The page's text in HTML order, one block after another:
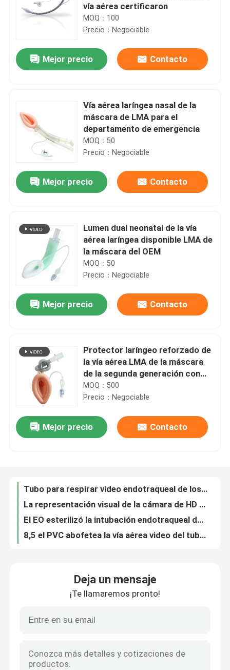
Inicio
Productos
VR Show
Visita a la fábrica
Control de Calidad
Solicitar una cotización
vía aérea certificaron
MOQ：100
Precio：Negociable
Mejor precio Contacto
Vía aérea laríngea nasal de la
máscara de LMA para el
departamento de emergencia
MOQ：50
Precio：Negociable
Mejor precio Contacto
Lumen dual neonatal de la vía
aérea laríngea disponible LMA de
la máscara del OEM
MOQ：50
Precio：Negociable
Mejor precio Contacto
Protector laríngeo reforzado de
la vía aérea LMA de la máscara
de la segunda generación con
Balloon experimental
MOQ：500
Precio：Negociable
Mejor precio Contacto
8,5 el PVC abofetea la vía aérea video del tubo ETT de los dispositivos de la intubación con lumen de la succión
Endocrinología laríngea de la vía aérea LMA del tubo de la cánula traqueal
Dispositivo laríngeo de la vía aérea LMA de la máscara del polímero médico transparente
Vía aérea laríngea de la máscara del protector del ODM LMA para los niños y los adultos
Deja un mensaje
¡Te llamaremos pronto!